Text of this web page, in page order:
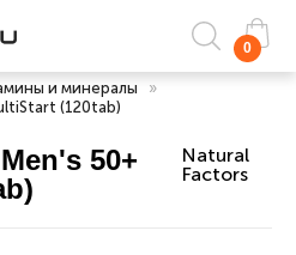
0
и минералы
»
(120tab)
50+
Natural
Factors